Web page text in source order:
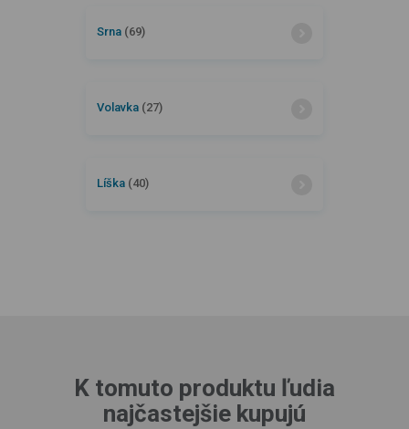
Srna (69)
Volavka (27)
Líška (40)
K tomuto produktu ľudia
najčastejšie kupujú